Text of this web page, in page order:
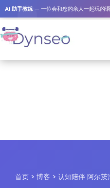
AI 助手教练 — 一位会和您的亲人一起玩的
首页 > 博客 > 认知陪伴 阿尔茨